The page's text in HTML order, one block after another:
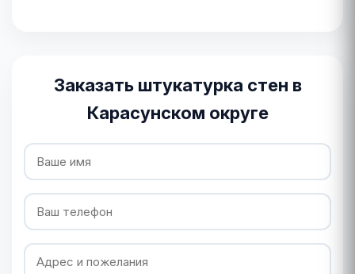
Заказать штукатурка стен в
Карасунском округе